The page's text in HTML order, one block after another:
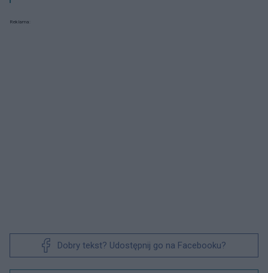
Reklama:
Dobry tekst? Udostępnij go na Facebooku?